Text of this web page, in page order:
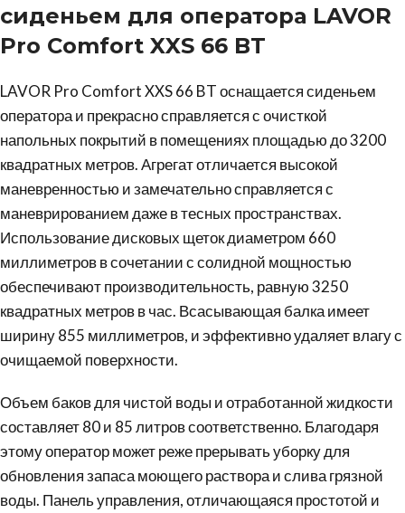
сиденьем для оператора LAVOR
Pro Comfort XXS 66 BT
LAVOR Pro Comfort XXS 66 BT оснащается сиденьем
оператора и прекрасно справляется с очисткой
напольных покрытий в помещениях площадью до 3200
квадратных метров. Агрегат отличается высокой
маневренностью и замечательно справляется с
маневрированием даже в тесных пространствах.
Использование дисковых щеток диаметром 660
миллиметров в сочетании с солидной мощностью
обеспечивают производительность, равную 3250
квадратных метров в час. Всасывающая балка имеет
ширину 855 миллиметров, и эффективно удаляет влагу с
очищаемой поверхности.
Объем баков для чистой воды и отработанной жидкости
составляет 80 и 85 литров соответственно. Благодаря
этому оператор может реже прерывать уборку для
обновления запаса моющего раствора и слива грязной
воды. Панель управления, отличающаяся простотой и